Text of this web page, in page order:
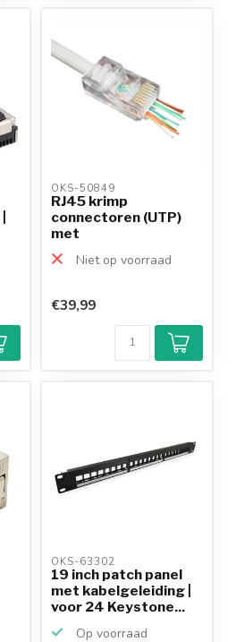
OKS-50849
RJ45 krimp
connectoren (UTP)
met
doorsteekmontage
voor CA...
Niet op voorraad
€39,99
OKS-63302
19 inch patch panel
met kabelgeleiding |
voor 24 Keystone...
Op voorraad